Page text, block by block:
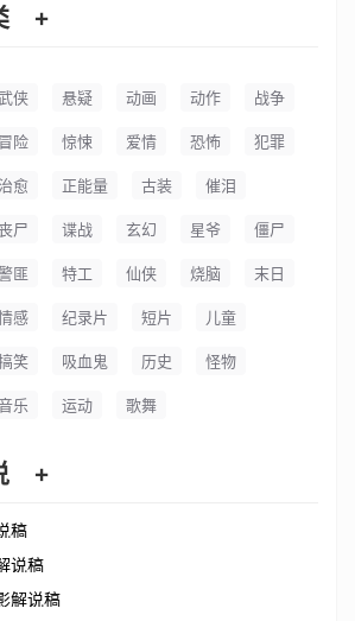
+
侠 悬疑 动画 动作 战争
冒险 惊悚 爱情 恐怖 犯罪
愈 正能量 古装 催泪
尸 谍战 玄幻 星爷 僵尸
匪 特工 仙侠 烧脑 末日
感 纪录片 短片 儿童
笑 吸血鬼 历史 怪物
乐 运动 歌舞
+
稿
说稿
解说稿